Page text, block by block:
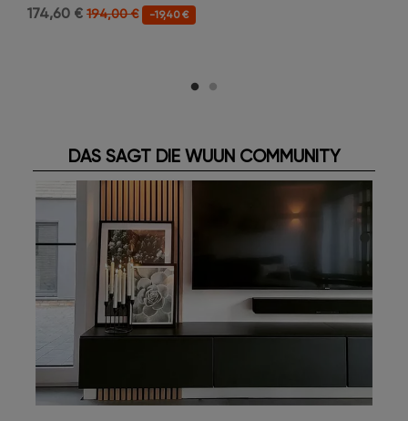
174,60 € 194,00 € -19,40 €
DAS SAGT DIE WUUN COMMUNITY